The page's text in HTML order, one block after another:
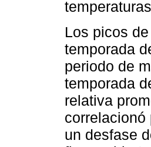
Los picos
temporada
periodo de
temporada
relativa
correlacionó
un desfase